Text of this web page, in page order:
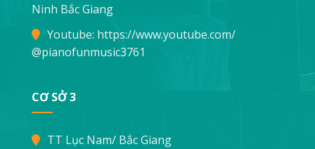
Ninh Bắc Giang
Youtube: https://www.youtube.com/
@pianofunmusic3761
CƠ SỞ 3
TT Lục Nam/ Bắc Giang